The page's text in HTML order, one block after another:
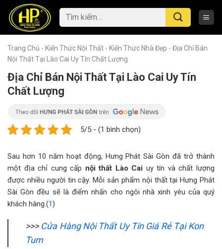
content
Tìm
kiếm:
Trang Chủ - Kiến Thức Nội Thất - Kiến Thức Nhà Đẹp - Địa Chỉ Bán
Nội Thất Tại Lào Cai Uy Tín Chất Lượng
Địa Chỉ Bán Nội Thất Tại Lào Cai Uy Tín
Chất Lượng
5/5 - (1 bình chọn)
Sau hơn 10 năm hoạt động, Hưng Phát Sài Gòn đã trở thành
một địa chỉ cung cấp nội thất Lào Cai uy tín và chất lượng
được nhiều người tin cậy. Mỗi sản phẩm nội thất tại Hưng Phát
Sài Gòn đều sẽ là điểm nhấn cho ngôi nhà xinh yêu của quý
khách hàng.(1)
>>>Cửa Hàng Nội Thất Uy Tín Giá Rẻ Tại Kon
Tum